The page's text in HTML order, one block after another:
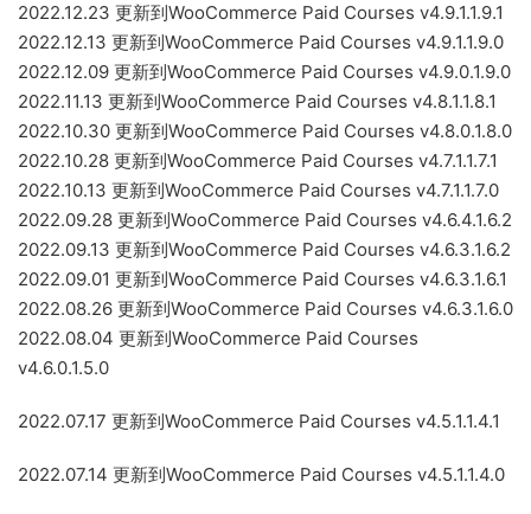
2022.12.23 更新到WooCommerce Paid Courses v4.9.1.1.9.1
2022.12.13 更新到WooCommerce Paid Courses v4.9.1.1.9.0
2022.12.09 更新到WooCommerce Paid Courses v4.9.0.1.9.0
2022.11.13 更新到WooCommerce Paid Courses v4.8.1.1.8.1
2022.10.30 更新到WooCommerce Paid Courses v4.8.0.1.8.0
2022.10.28 更新到WooCommerce Paid Courses v4.7.1.1.7.1
2022.10.13 更新到WooCommerce Paid Courses v4.7.1.1.7.0
2022.09.28 更新到WooCommerce Paid Courses v4.6.4.1.6.2
2022.09.13 更新到WooCommerce Paid Courses v4.6.3.1.6.2
2022.09.01 更新到WooCommerce Paid Courses v4.6.3.1.6.1
2022.08.26 更新到WooCommerce Paid Courses v4.6.3.1.6.0
2022.08.04 更新到WooCommerce Paid Courses
v4.6.0.1.5.0
2022.07.17 更新到WooCommerce Paid Courses v4.5.1.1.4.1
2022.07.14 更新到WooCommerce Paid Courses v4.5.1.1.4.0